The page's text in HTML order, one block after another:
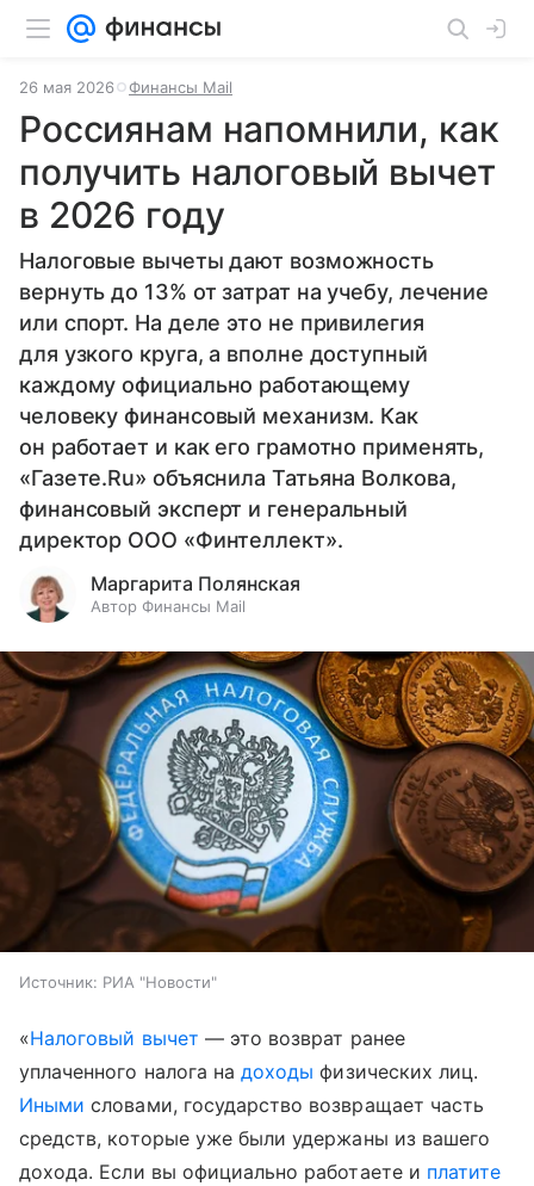
26 мая 2026 Финансы Mail
Россиянам напомнили, как
получить налоговый вычет
в 2026 году
Налоговые вычеты дают возможность
вернуть до 13% от затрат на учебу, лечение
или спорт. На деле это не привилегия
для узкого круга, а вполне доступный
каждому официально работающему
человеку финансовый механизм. Как
он работает и как его грамотно применять,
«Газете.Ru» объяснила Татьяна Волкова,
финансовый эксперт и генеральный
директор ООО «Финтеллект».
Маргарита Полянская
Автор Финансы Mail
Источник: РИА "Новости"
«Налоговый вычет — это возврат ранее
уплаченного налога надоходы физических лиц.
Иными словами, государство возвращает часть
средств, которые уже были удержаны из вашего
дохода. Если вы официально работаете и платите